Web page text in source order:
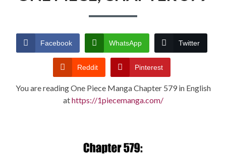
TERMS AND
CONDITIONSFacebook WhatsApp Twitter
Reddit Pinterest
You are reading One Piece Manga Chapter 579 in English
athttps://1piecemanga.com/